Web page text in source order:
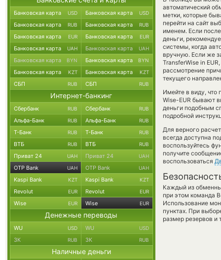
автоматический
метки, которые
перейти на сайт
именем. Если
деньги,
системы, когда
вручную. Если же
TransferWise in
рассмотрение
текущего
Имейте в виду, что
Wise-EUR бывают
деньги подобным
подробной
Для верного
всегда доступна
воспользуйтесь
получите
воспользоваться
Каждый из
при этом команда
Использование
пунктах. При
размер резервов и
Банковская карта USD Банковская карта USD
Банковская карта RUB Банковская карта RUB
Банковская карта EUR Банковская карта EUR
Банковская карта UAH Банковская карта UAH
Банковская карта BYN Банковская карта BYN
Банковская карта KZT Банковская карта KZT
СБП RUB СБП RUB
Интернет-банкинг
Сбербанк RUB Сбербанк RUB
Альфа-Банк RUB Альфа-Банк RUB
Т-Банк RUB Т-Банк RUB
ВТБ RUB ВТБ RUB
Приват 24 UAH Приват 24 UAH
OTP Bank UAH OTP Bank UAH
Kaspi Bank KZT Kaspi Bank KZT
Revolut EUR Revolut EUR
Wise EUR Wise EUR
Денежные переводы
WU USD WU USD
ЗК RUB ЗК RUB
Наличные деньги